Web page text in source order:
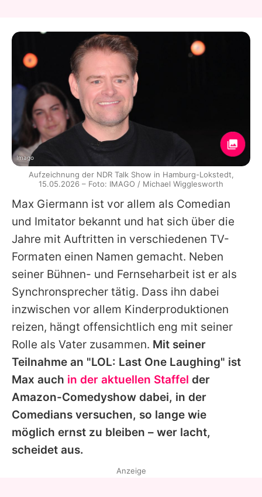
Max Giermann ist vor allem als Comedian
und Imitator bekannt und hat sich über die
Jahre mit Auftritten in verschiedenen TV-
Formaten einen Namen gemacht. Neben
seiner Bühnen- und Fernseharbeit ist er als
Synchronsprecher tätig. Dass ihn dabei
inzwischen vor allem Kinderproduktionen
reizen, hängt offensichtlich eng mit seiner
Rolle als Vater zusammen. Mit seiner
Teilnahme an "LOL: Last One Laughing" ist
Max auch in der aktuellen Staffel der
Amazon-Comedyshow dabei, in der
Comedians versuchen, so lange wie
möglich ernst zu bleiben – wer lacht,
scheidet aus.
Imago
Aufzeichnung der NDR Talk Show in Hamburg-Lokstedt,
15.05.2026 – Foto: IMAGO / Michael Wigglesworth
Anzeige